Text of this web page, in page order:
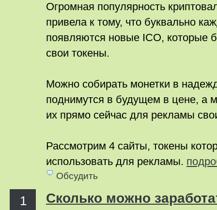
Огромная популярность
привела к тому, что буквально
появляются новые ICO, которые
свои токены.
Можно собирать монетки в
поднимутся в будущем в цене, а
их прямо сейчас для рекламы
Рассмотрим 4 сайты, токены
использовать для рекламы.
Обсудить
1
Сколько можно